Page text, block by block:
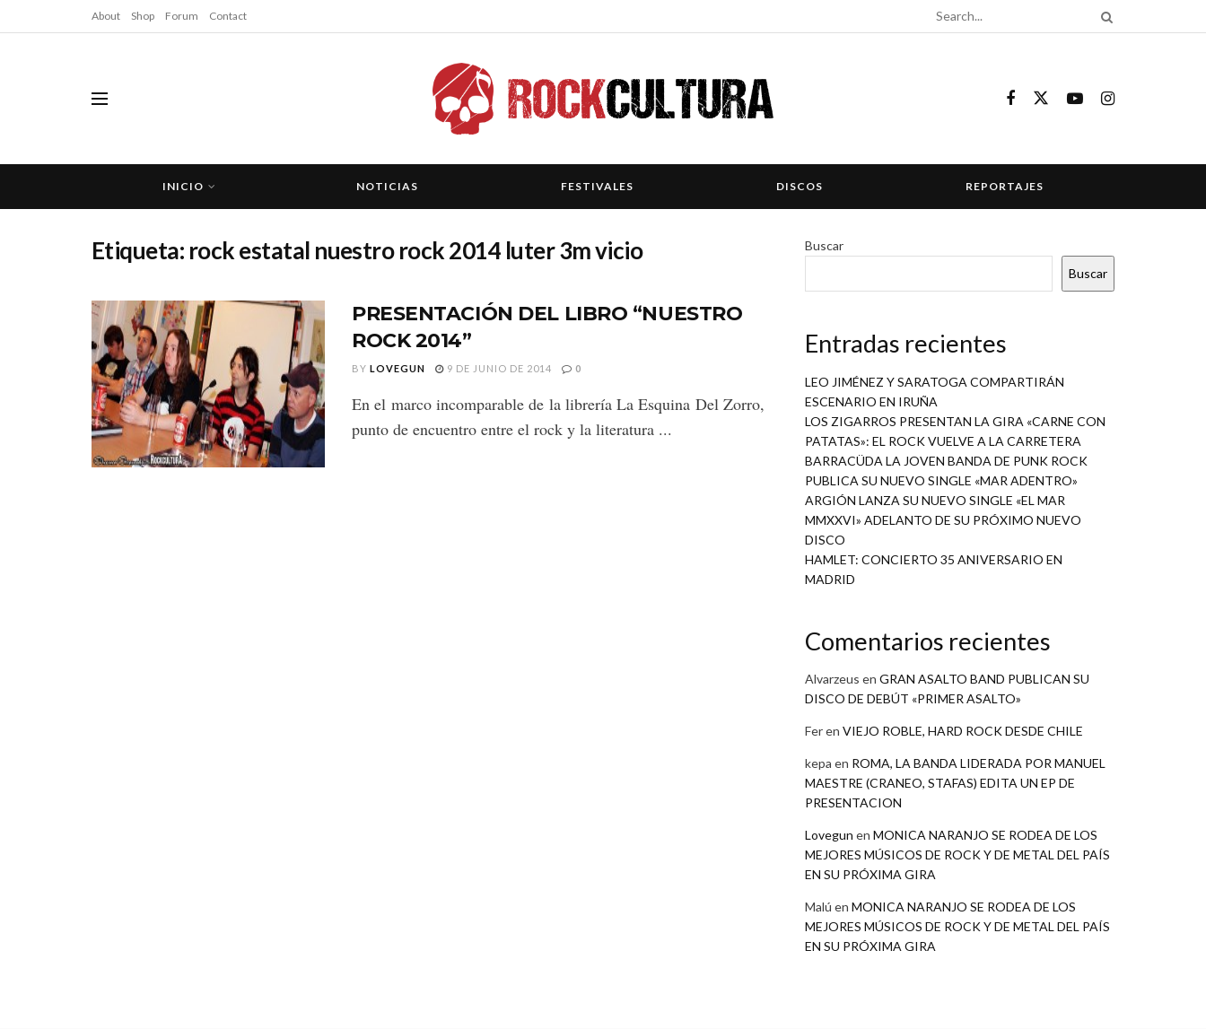
About Shop Forum Contact
INICIO NOTICIAS FESTIVALES DISCOS REPORTAJES
Etiqueta: rock estatal nuestro rock 2014 luter 3m vicio
PRESENTACIÓN DEL LIBRO “NUESTRO
ROCK 2014”
BY LOVEGUN 9 DE JUNIO DE 2014 0
En el marco incomparable de la librería La Esquina Del Zorro,
punto de encuentro entre el rock y la literatura ...
Buscar
Buscar
Entradas recientes
LEO JIMÉNEZ Y SARATOGA COMPARTIRÁN
ESCENARIO EN IRUÑA
LOS ZIGARROS PRESENTAN LA GIRA «CARNE CON
PATATAS»: EL ROCK VUELVE A LA CARRETERA
BARRACÜDA LA JOVEN BANDA DE PUNK ROCK
PUBLICA SU NUEVO SINGLE «MAR ADENTRO»
ARGIÓN LANZA SU NUEVO SINGLE «EL MAR
MMXXVI» ADELANTO DE SU PRÓXIMO NUEVO
DISCO
HAMLET: CONCIERTO 35 ANIVERSARIO EN
MADRID
Comentarios recientes
Alvarzeus en GRAN ASALTO BAND PUBLICAN SU
DISCO DE DEBÚT «PRIMER ASALTO»
Feren VIEJO ROBLE, HARD ROCK DESDE CHILE
kepa en ROMA, LA BANDA LIDERADA POR MANUEL
MAESTRE (CRANEO, STAFAS) EDITA UN EP DE
PRESENTACION
Lovegun en MONICA NARANJO SE RODEA DE LOS
MEJORES MÚSICOS DE ROCK Y DE METAL DEL PAÍS
EN SU PRÓXIMA GIRA
Malú en MONICA NARANJO SE RODEA DE LOS
MEJORES MÚSICOS DE ROCK Y DE METAL DEL PAÍS
EN SU PRÓXIMA GIRA